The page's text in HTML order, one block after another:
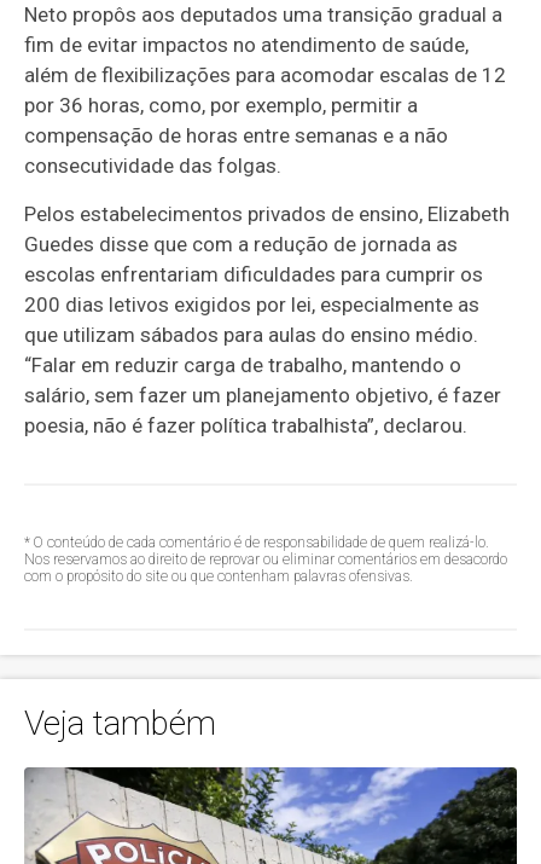
Neto propôs aos deputados uma transição gradual a
fim de evitar impactos no atendimento de saúde,
além de flexibilizações para acomodar escalas de 12
por 36 horas, como, por exemplo, permitir a
compensação de horas entre semanas e a não
consecutividade das folgas.
Pelos estabelecimentos privados de ensino, Elizabeth
Guedes disse que com a redução de jornada as
escolas enfrentariam dificuldades para cumprir os
200 dias letivos exigidos por lei, especialmente as
que utilizam sábados para aulas do ensino médio.
“Falar em reduzir carga de trabalho, mantendo o
salário, sem fazer um planejamento objetivo, é fazer
poesia, não é fazer política trabalhista”, declarou.
* O conteúdo de cada comentário é de responsabilidade de quem realizá-lo.
Nos reservamos ao direito de reprovar ou eliminar comentários em desacordo
com o propósito do site ou que contenham palavras ofensivas.
Veja também